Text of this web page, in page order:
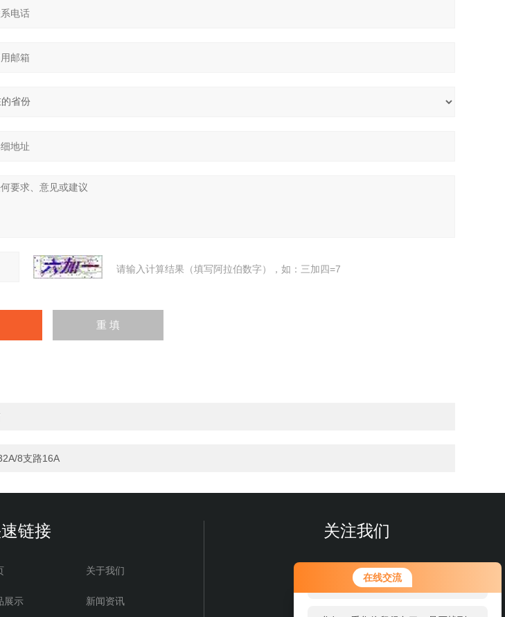
在线交流
您好！欢迎前来咨询，很高兴为您
服务，请问您要咨询什么问题呢？
请输入计算结果（填写阿拉伯数字），如：三加四=7
8支路16A
链接
关于我们
展示 新闻资讯
关注我们